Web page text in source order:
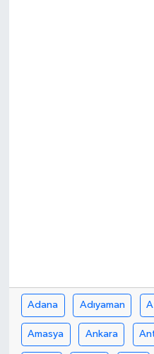
Adana Adıyaman
Amasya Ankara